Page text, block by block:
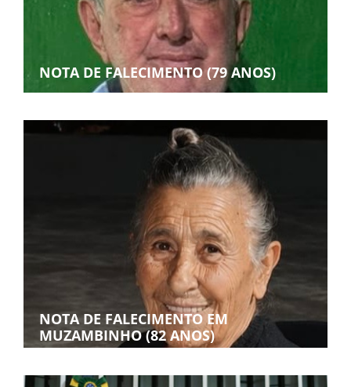
NOTA DE FALECIMENTO (79 ANOS)
NOTA DE FALECIMENTO EM
MUZAMBINHO (82 ANOS)